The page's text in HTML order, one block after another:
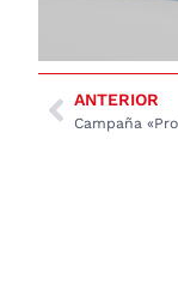
ANTERIOR